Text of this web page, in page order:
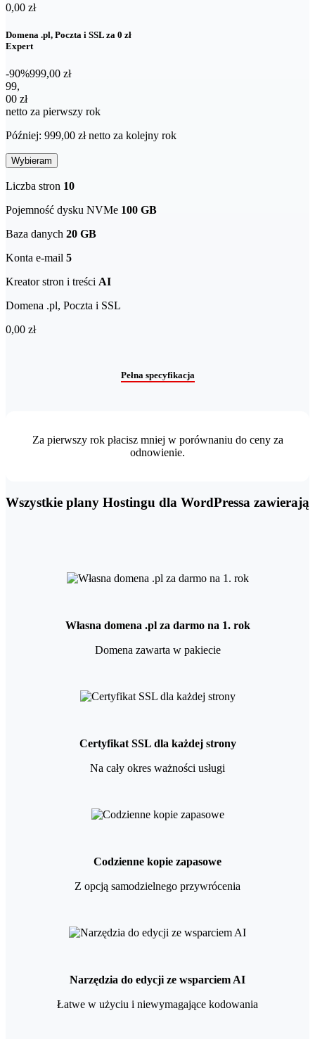
0,00 zł
Domena .pl, Poczta i SSL za 0 zł
Expert
-90%999,00 zł
99,00 zł netto za pierwszy rok
99,
00 zł
netto za pierwszy rok
Później: 999,00 zł netto za kolejny rok
Wybieram
Liczba stron 10
Pojemność dysku NVMe 100 GB
Baza danych 20 GB
Konta e-mail 5
Kreator stron i treści AI
Domena .pl, Poczta i SSL
0,00 zł
Pełna specyfikacja
Za pierwszy rok płacisz mniej w porównaniu do ceny za
odnowienie.
Wszystkie plany Hostingu dla WordPressa zawierają
Własna domena .pl za darmo na 1. rok
Domena zawarta w pakiecie
Certyfikat SSL dla każdej strony
Na cały okres ważności usługi
Codzienne kopie zapasowe
Z opcją samodzielnego przywrócenia
Narzędzia do edycji ze wsparciem AI
Łatwe w użyciu i niewymagające kodowania